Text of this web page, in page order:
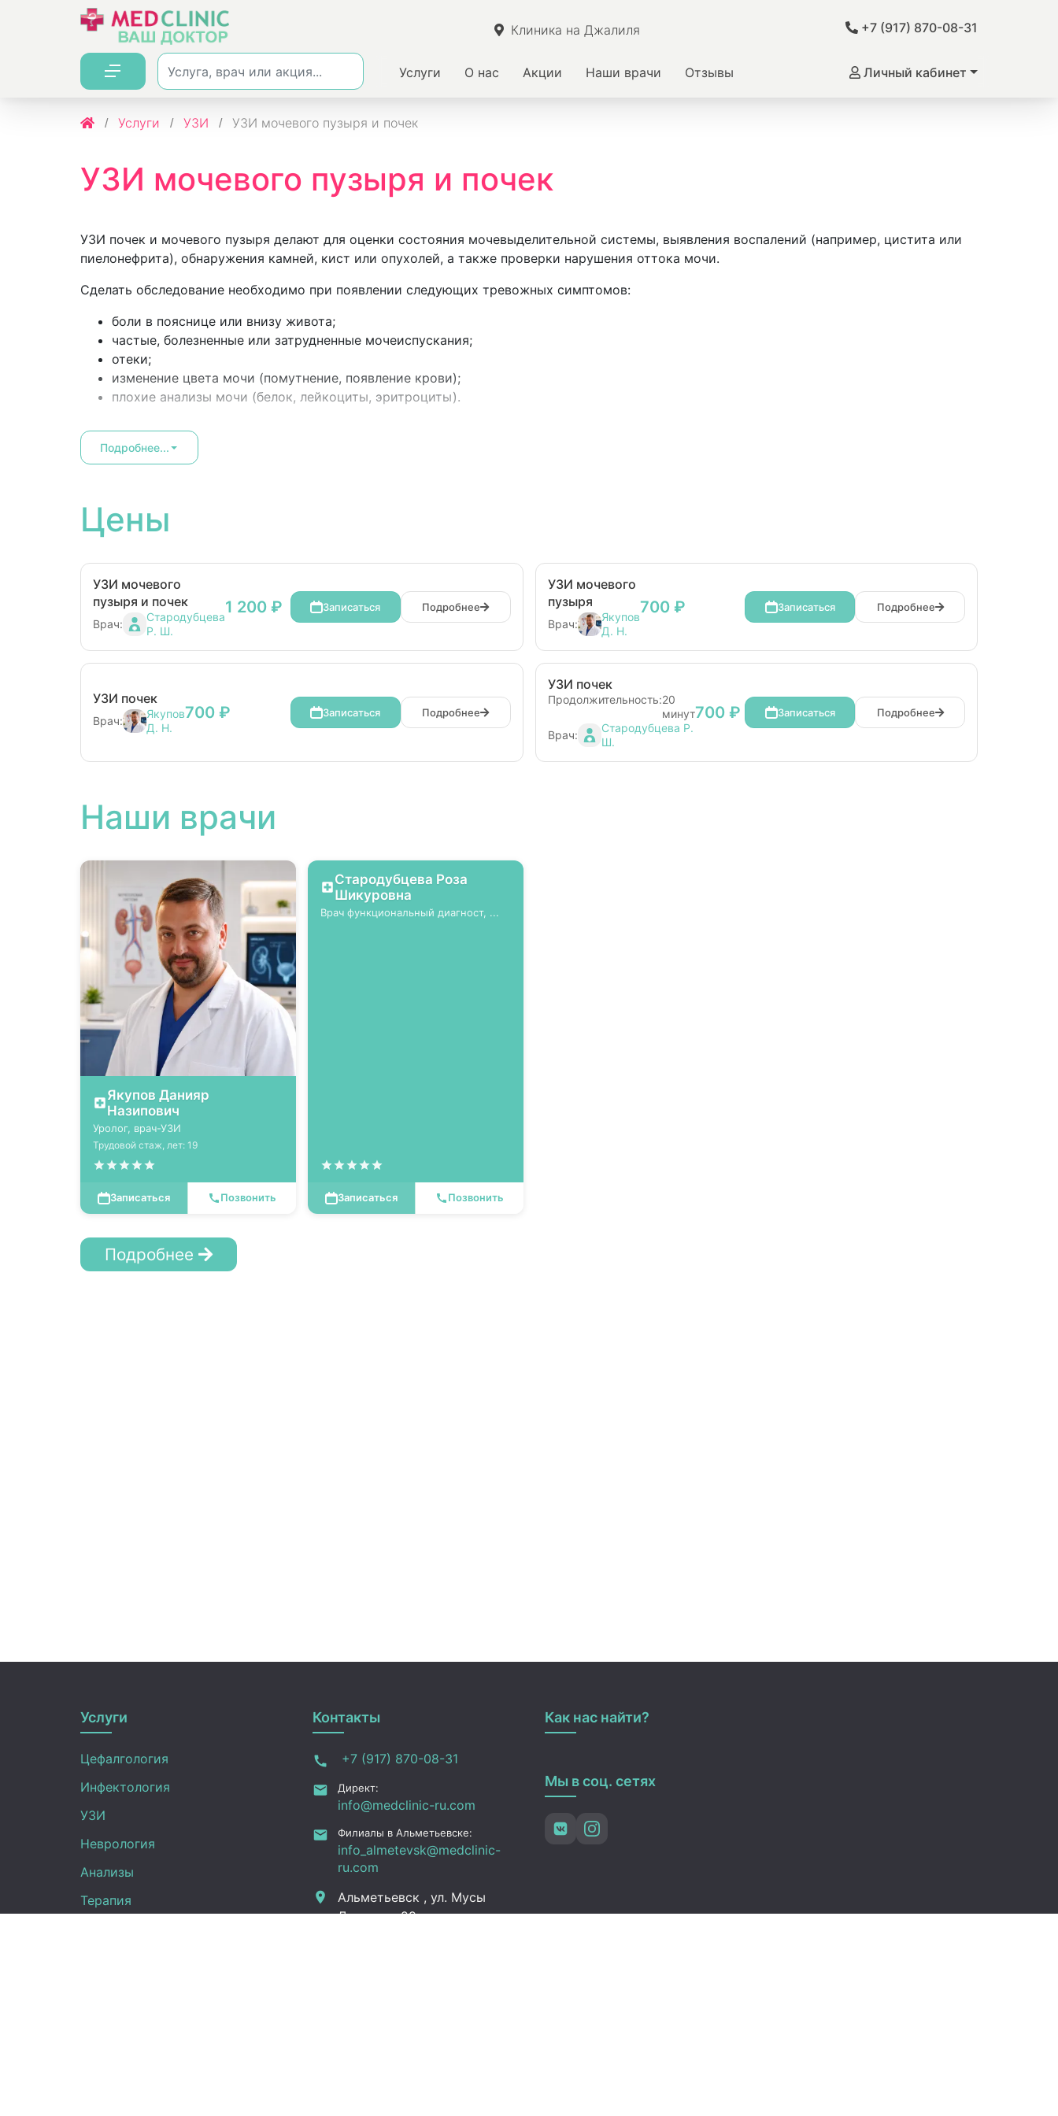
Клиника на Джалиля +7 (917) 870-08-31
Услуги О нас Акции Наши врачи Отзывы Личный кабинет
Услуги УЗИ УЗИ мочевого пузыря и почек
УЗИ мочевого пузыря и почек
УЗИ почек и мочевого пузыря делают для оценки состояния мочевыделительной системы, выявления воспалений (например, цистита или
пиелонефрита), обнаружения камней, кист или опухолей, а также проверки нарушения оттока мочи.
Сделать обследование необходимо при появлении следующих тревожных симптомов:
боли в пояснице или внизу живота;
частые, болезненные или затрудненные мочеиспускания;
отеки;
изменение цвета мочи (помутнение, появление крови);
плохие анализы мочи (белок, лейкоциты, эритроциты).
Подробнее...
Цены
УЗИ мочевого
пузыря и почек
Врач:
Стародубцева
Р. Ш.
1 200 ₽ Записаться Подробнее
УЗИ мочевого
пузыря
Врач:
Якупов
Д. Н.
700 ₽ Записаться Подробнее
УЗИ почек
Врач:
Якупов
Д. Н.
700 ₽ Записаться Подробнее
УЗИ почек
Продолжительность:20
минут
Врач:
Стародубцева Р.
Ш.
700 ₽ Записаться Подробнее
Наши врачи
Якупов Данияр
Назипович
Уролог, врач-УЗИ
Трудовой стаж, лет: 19
Записаться Позвонить
Стародубцева Роза
Шикуровна
Врач функциональный диагност, ...
Записаться Позвонить
Подробнее
Услуги
Цефалгология
Инфектология
УЗИ
Неврология
Анализы
Терапия
Контакты
+7 (917) 870-08-31
Директ:
info@medclinic-ru.com
Филиалы в Альметьевске:
info_almetevsk@medclinic-
ru.com
Альметьевск , ул. Мусы
Джалиля, 29
Как нас найти?
Мы в соц. сетях